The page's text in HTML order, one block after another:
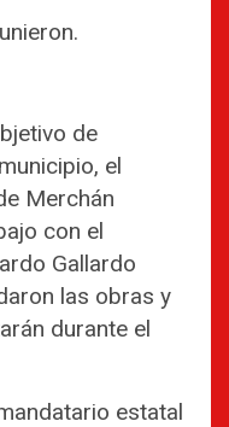
de
el
Merchán
con el
Gallardo
las obras y
durante el
estatal